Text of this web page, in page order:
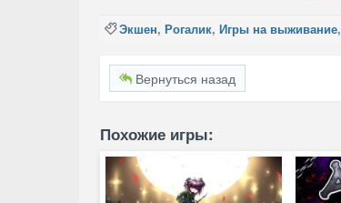
Экшен, Рогалик, Игры на выживание,
Вернуться назад
Похожие игры: